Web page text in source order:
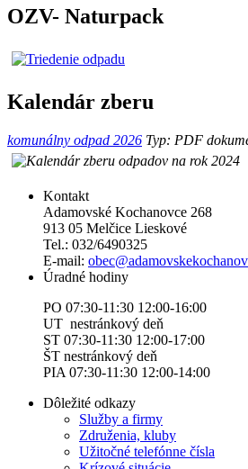
OZV- Naturpack
Kalendár zberu
komunálny odpad 2026 Typ: PDF
Kontakt
Adamovské Kochanovce 268
913 05 Melčice Lieskové
Tel.: 032/6490325
E-mail:
Úradné hodiny
PO 07:30-11:30 12:00-16:00
UT nestránkový deň
ST 07:30-11:30 12:00-17:00
ŠT nestránkový deň
PIA 07:30-11:30 12:00-14:00
Dôležité odkazy
Služby a firmy
Združenia, kluby
Užitočné telefónne čísla